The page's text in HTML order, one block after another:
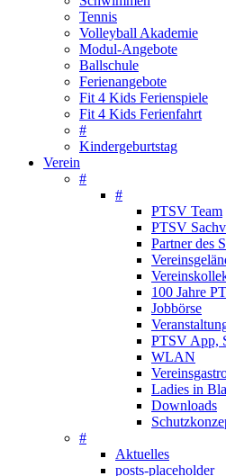
Tennis
Volleyball Akademie
Modul-Angebote
Ballschule
Ferienangebote
Fit 4 Kids Ferienspiele
Fit 4 Kids Ferienfahrt
#
Kindergeburtstag
Verein
#
#
PTSV Team
PTSV
Partner des
100 Jahre
Jobbörse
PTSV App,
WLAN
Ladies in
Downloads
#
Aktuelles
posts-placeholder